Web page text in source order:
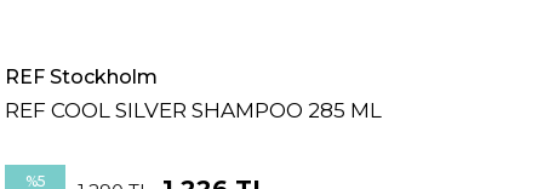
REF COOL SILVER SHAMPOO 285 ML
REF Stockholm
%5